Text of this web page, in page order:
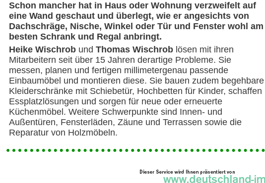
Schon mancher hat in Haus oder Wohnung verzweifelt auf
eine Wand geschaut und überlegt, wie er angesichts von
Dachschräge, Nische, Winkel oder Tür und Fenster wohl am
besten Schrank und Regal anbringt.
Heike Wischrob und Thomas Wischrob lösen mit ihren
Mitarbeitern seit über 15 Jahren derartige Probleme. Sie
messen, planen und fertigen millimetergenau passende
Einbaumöbel und montieren diese. Sie bauen zudem begehbare
Kleiderschränke mit Schiebetür, Hochbetten für Kinder, schaffen
Essplatzlösungen und sorgen für neue oder erneuerte
Küchenmöbel. Weitere Schwerpunkte sind Innen- und
Außentüren, Fensterläden, Zäune und Terrassen sowie die
Reparatur von Holzmöbeln.